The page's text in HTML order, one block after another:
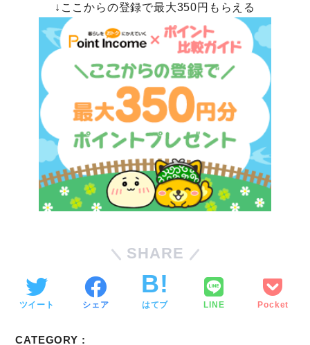
↓ここからの登録で最大350円もらえる
SHARE
ツイート シェア はてブ LINE Pocket
CATEGORY :